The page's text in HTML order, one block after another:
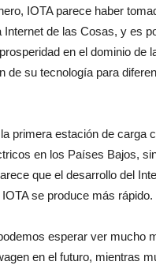
IOTA parece haber
Internet de las Cosas, y es
en el dominio de
de su tecnología para
primera estación de carga
en los Países Bajos,
que el desarrollo del
se produce más rápido.
esperar ver mucho
en el futuro, mientras